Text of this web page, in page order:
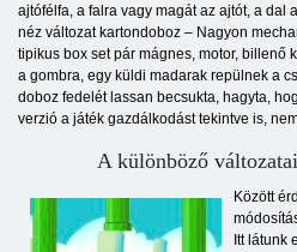
ajtófélfa, a falra vagy magát az ajtót, a dal
néz változat kartondoboz – Nagyon
tipikus box set pár mágnes, motor, billenő
a gombra, egy küldi madarak repülnek a
doboz fedelét lassan becsukta, hagyta,
verzió a játék gazdálkodást tekintve is,
A különböző
Között
Itt látunk